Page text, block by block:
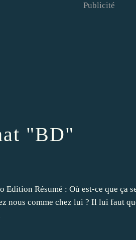
Publicité
"BD"
Résumé : Où est-ce que ça
nous comme chez lui ? Il lui faut